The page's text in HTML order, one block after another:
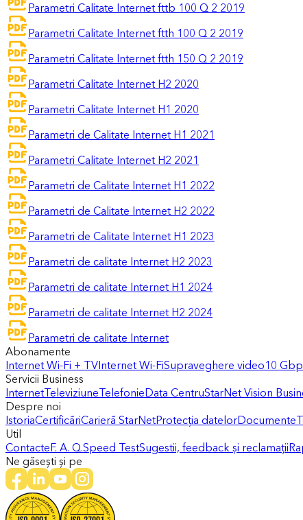
Parametri Calitate Internet fttb 100 Q 2 2019
Parametri Calitate Internet ftth 100 Q 2 2019
Parametri Calitate Internet ftth 150 Q 2 2019
Parametri Calitate Internet H2 2020
Parametri Calitate Internet H1 2020
Parametri de Calitate Internet H1 2021
Parametri Calitate Internet H2 2021
Parametri de Calitate Internet H1 2022
Parametri de Calitate Internet H2 2022
Parametri de Calitate Internet H1 2023
Parametri de calitate Internet H2 2023
Parametri de calitate Internet H1 2024
Parametri de calitate Internet H2 2024
Parametri de calitate Internet
Abonamente
Internet Wi-Fi + TVInternet Wi-FiSupraveghere video10
Servicii Business
InternetTeleviziuneTelefonieData CentruStarNet Vision
Despre noi
IstoriaCertificăriCarieră StarNetProtecția datelorDocumente
Util
ContacteF. A. Q.Speed TestSugestii, feedback și reclamații
Ne găsești și pe